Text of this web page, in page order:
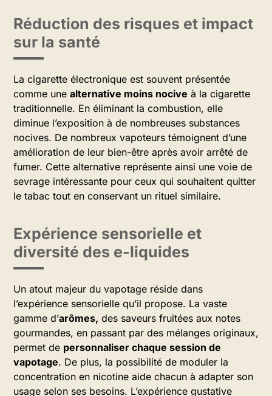
Réduction des risques et impact
sur la santé
La cigarette électronique est souvent présentée
comme une alternative moins nocive à la cigarette
traditionnelle. En éliminant la combustion, elle
diminue l’exposition à de nombreuses substances
nocives. De nombreux vapoteurs témoignent d’une
amélioration de leur bien-être après avoir arrêté de
fumer. Cette alternative représente ainsi une voie de
sevrage intéressante pour ceux qui souhaitent quitter
le tabac tout en conservant un rituel similaire.
Expérience sensorielle et
diversité des e-liquides
Un atout majeur du vapotage réside dans
l’expérience sensorielle qu’il propose. La vaste
gamme d’arômes, des saveurs fruitées aux notes
gourmandes, en passant par des mélanges originaux,
permet de personnaliser chaque session de
vapotage. De plus, la possibilité de moduler la
concentration en nicotine aide chacun à adapter son
usage selon ses besoins. L’expérience gustative